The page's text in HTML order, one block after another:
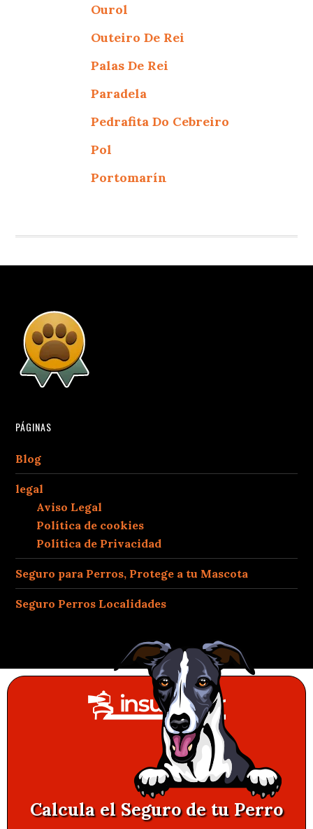
Ourol
Outeiro De Rei
Palas De Rei
Paradela
Pedrafita Do Cebreiro
Pol
Portomarín
PÁGINAS
Blog
legal
Aviso Legal
Política de cookies
Política de Privacidad
Seguro para Perros, Protege a tu Mascota
Seguro Perros Localidades
Calcula el Seguro de tu Perro